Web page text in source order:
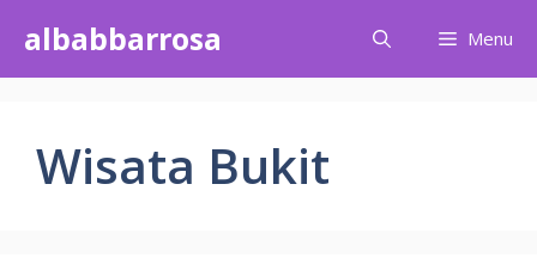
isi
albabbarrosa Menu
Wisata Bukit